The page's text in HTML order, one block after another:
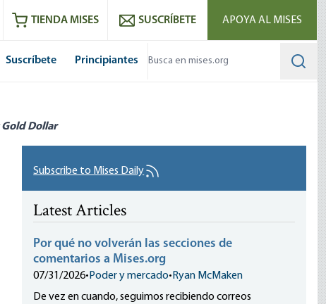
RSS feedTIENDA MISES SUSCRÍBETE APOYA AL MISES
Suscríbete Principiantes
Gold Dollar
Subscribe to Mises Daily
Latest Articles
Por qué no volverán las secciones de
comentarios a Mises.org
07/31/2026• Poder y mercado• Ryan McMaken
De vez en cuando, seguimos recibiendo correos